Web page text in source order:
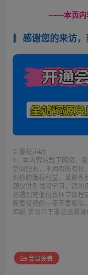
------本页
感谢您的来访
© 版权声明
1、本内容转载于网络，
空间服务，不拥有所有权
到你的版权利益，请联系
源仅供测试和学习，请勿
如遇到充值付费环节课程
需要投资的一律不要相信
揭秘 请勿用于非法违规
会员免费